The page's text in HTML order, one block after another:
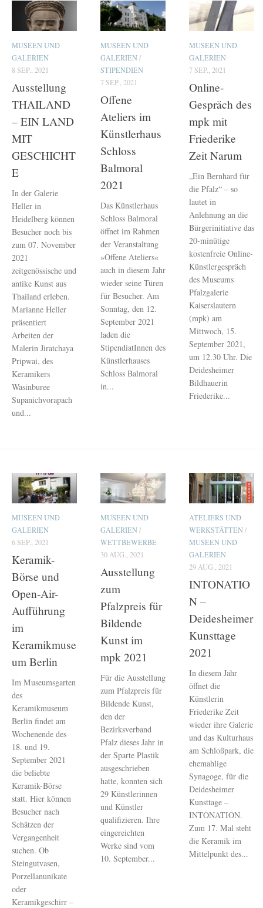
MUSEEN UND
GALERIEN
8 SEP., 2021
Ausstellung
THAILAND
– EIN LAND
MIT
GESCHICHT
E
In der Galerie
Heller in
Heidelberg können
Besucher noch bis
zum 07. November
2021
zeitgenössische und
antike Kunst aus
Thailand erleben.
Marianne Heller
präsentiert
Arbeiten der
Malerin Jiratchaya
Pripwai, des
Keramikers
Wasinburee
Supanichvorapach
und...
MUSEEN UND
GALERIEN/
STIPENDIEN
7 SEP., 2021
Offene
Ateliers im
Künstlerhaus
Schloss
Balmoral
2021
Das Künstlerhaus
Schloss Balmoral
öffnet im Rahmen
der Veranstaltung
»Offene Ateliers«
auch in diesem Jahr
wieder seine Türen
für Besucher. Am
Sonntag, den 12.
September 2021
laden die
StipendiatInnen des
Künstlerhauses
Schloss Balmoral
in...
MUSEEN UND
GALERIEN
7 SEP., 2021
Online-
Gespräch des
mpk mit
Friederike
Zeit Narum
„Ein Bernhard für
die Pfalz“ – so
lautet in
Anlehnung an die
Bürgerinitiative das
20-minütige
kostenfreie Online-
Künstlergespräch
des Museums
Pfalzgalerie
Kaiserslautern
(mpk) am
Mittwoch, 15.
September 2021,
um 12.30 Uhr. Die
Deidesheimer
Bildhauerin
Friederike...
MUSEEN UND
GALERIEN
6 SEP., 2021
Keramik-
Börse und
Open-Air-
Aufführung
im
Keramikmuse
um Berlin
Im Museumsgarten
des
Keramikmuseum
Berlin findet am
Wochenende des
18. und 19.
September 2021
die beliebte
Keramik-Börse
statt. Hier können
Besucher nach
Schätzen der
Vergangenheit
suchen. Ob
Steingutvasen,
Porzellanunikate
oder
Keramikgeschirr –
MUSEEN UND
GALERIEN/
WETTBEWERBE
30 AUG., 2021
Ausstellung
zum
Pfalzpreis für
Bildende
Kunst im
mpk 2021
Für die Ausstellung
zum Pfalzpreis für
Bildende Kunst,
den der
Bezirksverband
Pfalz dieses Jahr in
der Sparte Plastik
ausgeschrieben
hatte, konnten sich
29 Künstlerinnen
und Künstler
qualifizieren. Ihre
eingereichten
Werke sind vom
10. September...
ATELIERS UND
WERKSTÄTTEN/
MUSEEN UND
GALERIEN
29 AUG., 2021
INTONATIO
N –
Deidesheimer
Kunsttage
2021
In diesem Jahr
öffnet die
Künstlerin
Friederike Zeit
wieder ihre Galerie
und das Kulturhaus
am Schloßpark, die
ehemahlige
Synagoge, für die
Deidesheimer
Kunsttage –
INTONATION.
Zum 17. Mal steht
die Keramik im
Mittelpunkt des...